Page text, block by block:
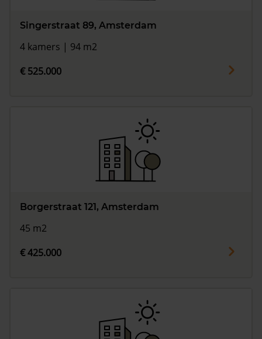
Singerstraat 89, Amsterdam
4 kamers | 94 m2
€ 525.000
Borgerstraat 121, Amsterdam
45 m2
€ 425.000